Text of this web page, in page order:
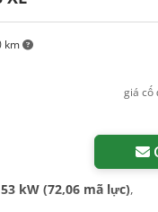
km
giá cố
53 kW (72,06 mã lực),